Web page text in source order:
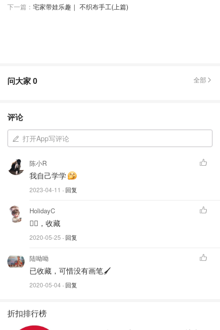
感觉画风很简单，比较适合所以孩子，看那个雪条也太可爱
了吧。😍😍我都可以跟画画了。
下一篇： 宅家带娃乐趣｜ 不织布手工(上篇)
问大家0 全部
评论
打开App写评论
陈小R
我自己学学
2023-04-11 · 回复
HolidayC
👍🏻，收藏
2020-05-25 · 回复
陆呦呦
已收藏，可惜没有画笔🖌️
2020-05-04 · 回复
折扣排行榜